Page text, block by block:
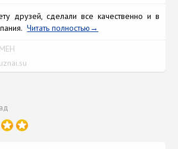
друзей, сделали все качественно и в
Читать полностью